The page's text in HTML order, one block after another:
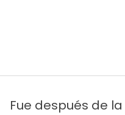
Fue después de